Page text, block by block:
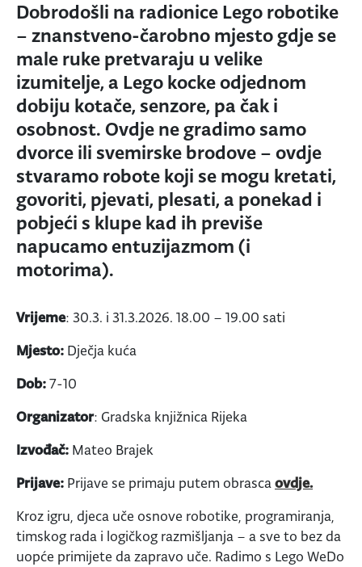
Dobrodošli na radionice Lego robotike
– znanstveno-čarobno mjesto gdje se
male ruke pretvaraju u velike
izumitelje, a Lego kocke odjednom
dobiju kotače, senzore, pa čak i
osobnost. Ovdje ne gradimo samo
dvorce ili svemirske brodove – ovdje
stvaramo robote koji se mogu kretati,
govoriti, pjevati, plesati, a ponekad i
pobjeći s klupe kad ih previše
napucamo entuzijazmom (i
motorima).
Vrijeme: 30.3. i 31.3.2026. 18.00 – 19.00 sati
Mjesto: Dječja kuća
Dob:7-10
Organizator: Gradska knjižnica Rijeka
Izvođač: Mateo Brajek
Prijave: Prijave se primaju putem obrascaovdje.
Kroz igru, djeca uče osnove robotike, programiranja,
timskog rada i logičkog razmišljanja – a sve to bez da
uopće primijete da zapravo uče. Radimo s Lego WeDo